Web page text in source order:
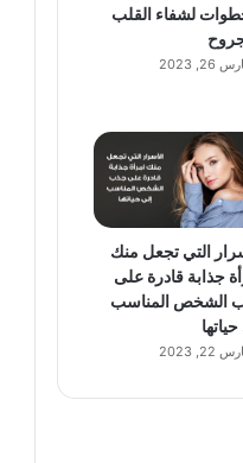
لشفاء القلب
26, 2023
التي تجعل منك
جذابة قادرة على
الشخص المناسب
22, 2023